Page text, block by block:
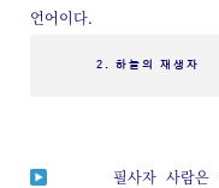
언어이다.
2. 하늘의 재생자
필사자 사람은